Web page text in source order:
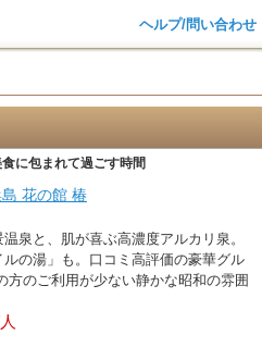
ヘルプ/問い合わせ
に包まれて過ごす時間
花の館 椿
泉と、肌が喜ぶ高濃度アルカリ泉。
の湯」も。口コミ高評価の豪華グル
方のご利用が少ない静かな昭和の雰囲